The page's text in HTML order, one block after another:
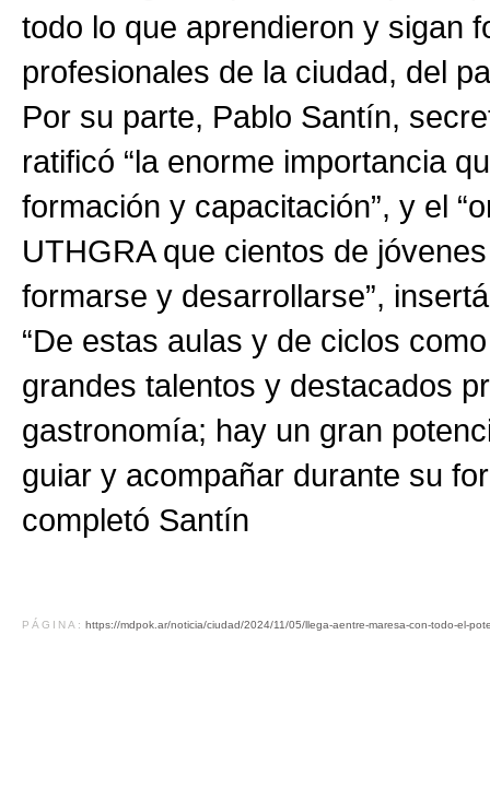
todo lo que aprendieron y sigan
profesionales de la ciudad, del
Por su parte, Pablo Santín,
ratificó “la enorme importancia
formación y capacitación”, y el
UTHGRA que cientos de
formarse y desarrollarse”,
“De estas aulas y de ciclos
grandes talentos y destacados
gastronomía; hay un gran
guiar y acompañar durante su
completó Santín
PÁGINA: https://mdpok.ar/noticia/ciudad/2024/11/05/llega-aentre-maresa-con-todo-el-